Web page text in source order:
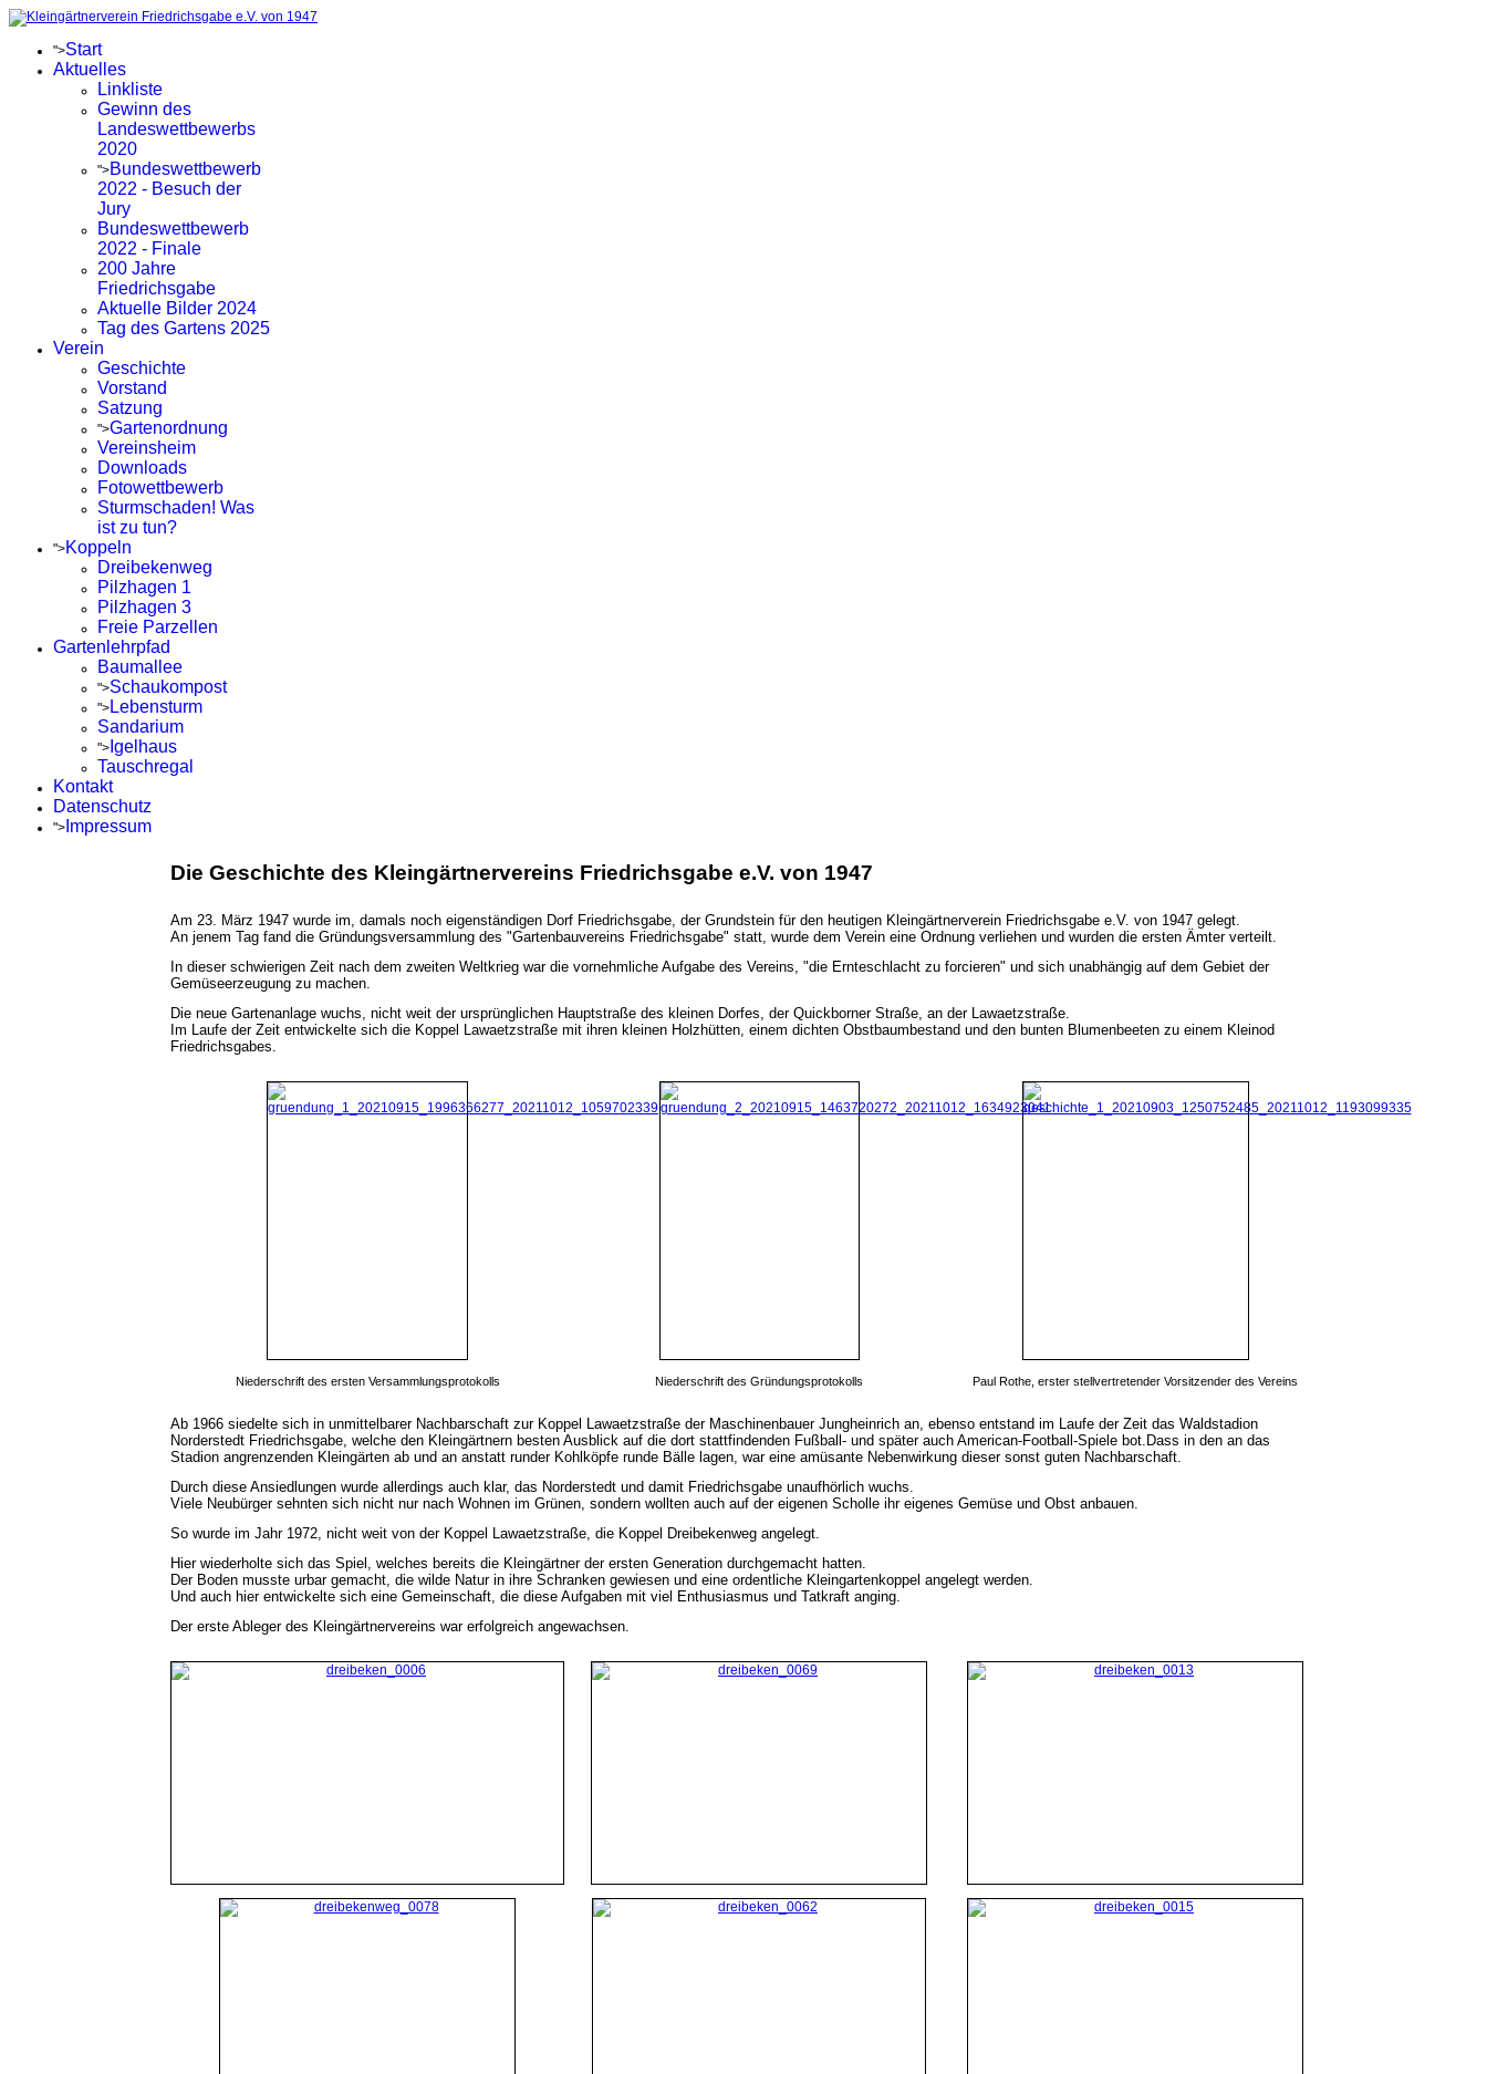
">Start
Aktuelles
Linkliste
Gewinn des
Landeswettbewerbs
2020
">Bundeswettbewerb
2022 - Besuch der
Jury
Bundeswettbewerb
2022 - Finale
200 Jahre
Friedrichsgabe
Aktuelle Bilder 2024
Tag des Gartens 2025
Verein
Geschichte
Vorstand
Satzung
">Gartenordnung
Vereinsheim
Downloads
Fotowettbewerb
Sturmschaden! Was
ist zu tun?
">Koppeln
Dreibekenweg
Pilzhagen 1
Pilzhagen 3
Freie Parzellen
Gartenlehrpfad
Baumallee
">Schaukompost
"> Lebensturm
Sandarium
"> Igelhaus
Tauschregal
Kontakt
Datenschutz
"> Impressum
Die Geschichte des Kleingärtnervereins Friedrichsgabe e.V. von 1947
Am 23. März 1947 wurde im, damals noch eigenständigen Dorf Friedrichsgabe, der Grundstein für den heutigen Kleingärtnerverein Friedrichsgabe e.V. von 1947 gelegt.
An jenem Tag fand die Gründungsversammlung des "Gartenbauvereins Friedrichsgabe" statt, wurde dem Verein eine Ordnung verliehen und wurden die ersten Ämter verteilt.
In dieser schwierigen Zeit nach dem zweiten Weltkrieg war die vornehmliche Aufgabe des Vereins, "die Ernteschlacht zu forcieren" und sich unabhängig auf dem Gebiet der
Gemüseerzeugung zu machen.
Die neue Gartenanlage wuchs, nicht weit der ursprünglichen Hauptstraße des kleinen Dorfes, der Quickborner Straße, an der Lawaetzstraße.
Im Laufe der Zeit entwickelte sich die Koppel Lawaetzstraße mit ihren kleinen Holzhütten, einem dichten Obstbaumbestand und den bunten Blumenbeeten zu einem Kleinod
Friedrichsgabes.
Niederschrift des ersten Versammlungsprotokolls Niederschrift des Gründungsprotokolls Paul Rothe, erster stellvertretender Vorsitzender des Vereins
Ab 1966 siedelte sich in unmittelbarer Nachbarschaft zur Koppel Lawaetzstraße der Maschinenbauer Jungheinrich an, ebenso entstand im Laufe der Zeit das Waldstadion
Norderstedt Friedrichsgabe, welche den Kleingärtnern besten Ausblick auf die dort stattfindenden Fußball- und später auch American-Football-Spiele bot.Dass in den an das
Stadion angrenzenden Kleingärten ab und an anstatt runder Kohlköpfe runde Bälle lagen, war eine amüsante Nebenwirkung dieser sonst guten Nachbarschaft.
Durch diese Ansiedlungen wurde allerdings auch klar, das Norderstedt und damit Friedrichsgabe unaufhörlich wuchs.
Viele Neubürger sehnten sich nicht nur nach Wohnen im Grünen, sondern wollten auch auf der eigenen Scholle ihr eigenes Gemüse und Obst anbauen.
So wurde im Jahr 1972, nicht weit von der Koppel Lawaetzstraße, die Koppel Dreibekenweg angelegt.
Hier wiederholte sich das Spiel, welches bereits die Kleingärtner der ersten Generation durchgemacht hatten.
Der Boden musste urbar gemacht, die wilde Natur in ihre Schranken gewiesen und eine ordentliche Kleingartenkoppel angelegt werden.
Und auch hier entwickelte sich eine Gemeinschaft, die diese Aufgaben mit viel Enthusiasmus und Tatkraft anging.
Der erste Ableger des Kleingärtnervereins war erfolgreich angewachsen.